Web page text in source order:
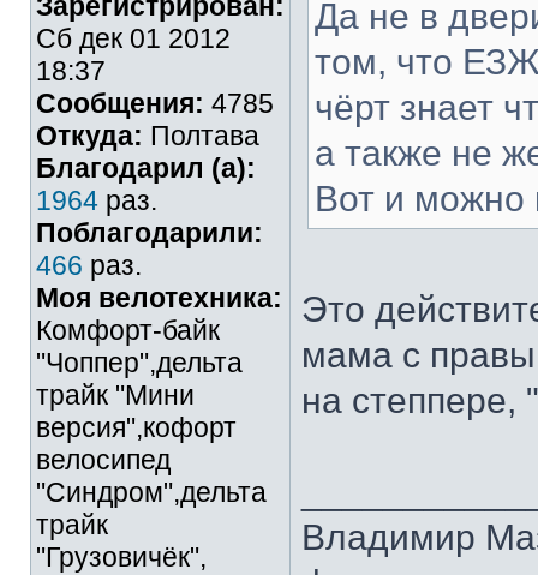
Сб дек 01 2012
18:37
Сообщения: 4785
Откуда: Полтава
Благодарил (а):
1964 раз.
Поблагодарили:
466 раз.
Моя велотехника:
Комфорт-байк
"Чоппер",дельта
трайк "Мини
версия",кофорт
велосипед
"Синдром",дельта
трайк
"Грузовичёк",
Да не в
том, что
чёрт знает
а также не
Вот и можно
Это
мама с
на степпере,
Владимир